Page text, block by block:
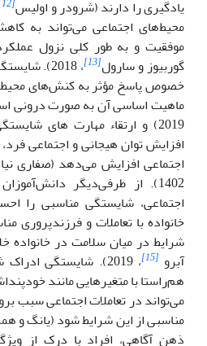
ﯾﺎدﮔﯿﺮی را دارﻧﺪ (شرودر و اولیس
محیط‌های اجتماعی می‌تواند به
موفقیت و به طور کلی نزول
گوربیوز و سارول[13]
، 2018).
خصوص پاسخ مؤثر به کنش‌های
ماهیت اساسی آن به صورت درونی
2019) و ارتقاء مهارت های
افزایش توان هیجانی و اجتماعی
اجتماعی افزایش می‌دهد (صفاری
1402). از طرفی‌دیگر
اجتماعی، شایستگی مناسبی را
خانواده با تعاملات و فرزندپروری
شرایط در میان سلامت در خانواده
آبرو [15]
، 2019). شایستگی
هم‌راستا با متغیرهایی مانند
می‌تواند در تعاملات اجتماعی سبب
ذهن آگاهی، افراد با درک از